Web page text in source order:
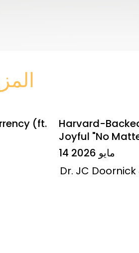
(ft.
Harvard-
Joyful "No
14 مايو 2026
Dr. JC